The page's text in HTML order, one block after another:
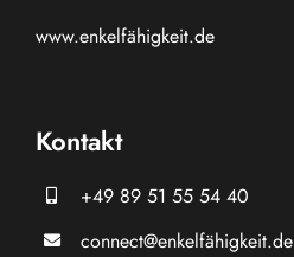
www.enkelfähigkeit.de
Kontakt
+49 89 51 55 54 40
connect@enkelfähigkeit.de